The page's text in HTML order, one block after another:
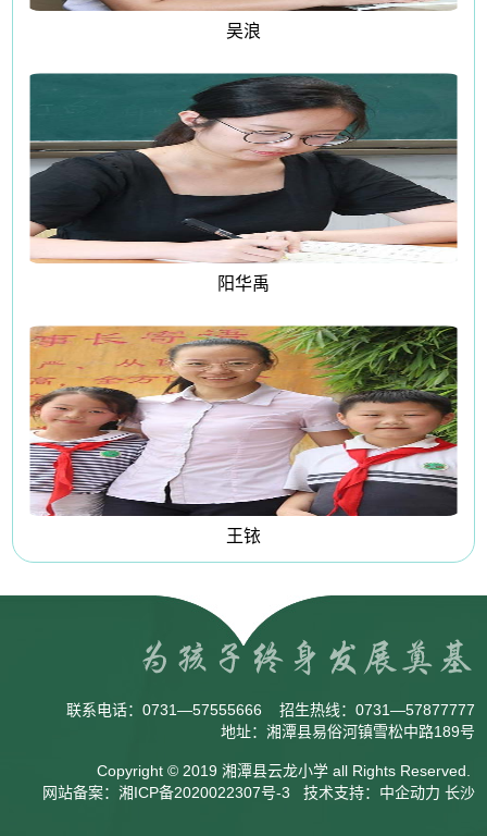
吴浪
阳华禹
王铱
联系电话： 0731—57555666 招生热线： 0731—57877777
地址：湘潭县易俗河镇雪松中路189号
Copyright © 2019 湘潭县云龙小学 all Rights Reserved.
网站备案： 湘ICP备2020022307号-3 技术支持： 中企动力 长沙